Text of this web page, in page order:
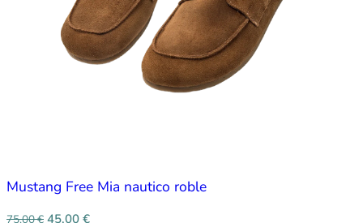
Mustang Free Mia nautico roble
75,00€ 45,00 €